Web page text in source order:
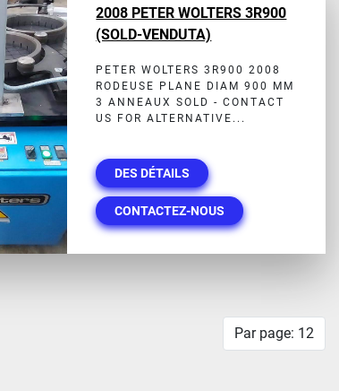
2008 PETER WOLTERS 3R900
(SOLD-VENDUTA)
PETER WOLTERS 3R900 2008
RODEUSE PLANE DIAM 900 MM
3 ANNEAUX SOLD - CONTACT
US FOR ALTERNATIVE...
DES DÉTAILS
CONTACTEZ-NOUS
Par page: 12